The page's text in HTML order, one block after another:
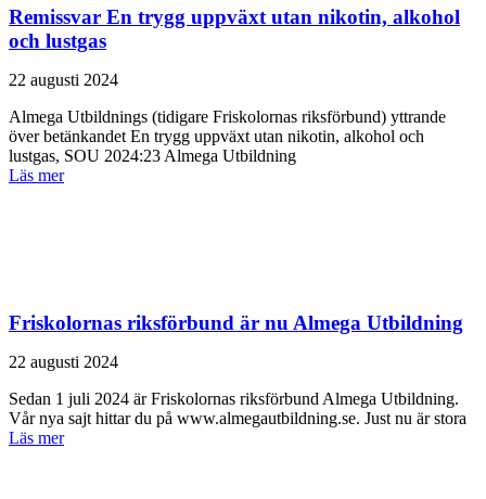
Remissvar En trygg uppväxt utan nikotin, alkohol
och lustgas
22 augusti 2024
Almega Utbildnings (tidigare Friskolornas riksförbund) yttrande
över betänkandet En trygg uppväxt utan nikotin, alkohol och
lustgas, SOU 2024:23 Almega Utbildning
Läs mer
Friskolornas riksförbund är nu Almega Utbildning
22 augusti 2024
Sedan 1 juli 2024 är Friskolornas riks­förbund Almega Utbildning.
Vår nya sajt hittar du på www.almegautbildning.se. Just nu är stora
Läs mer